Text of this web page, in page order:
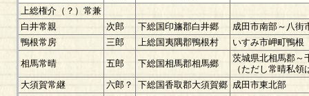
上総権介（？）常兼
白井常親
次郎 下総国印旛郡白井郷
成田市南部～八街
鴨根常房
三郎 上総国夷隅郡鴨根村 いすみ市岬町鴨根
相馬常晴 五郎 下総国相馬郡相馬郷
茨城県北相馬郡～
（ただし常晴私
大須賀常継
六郎？ 下総国香取郡大須賀郷 成田市東北部